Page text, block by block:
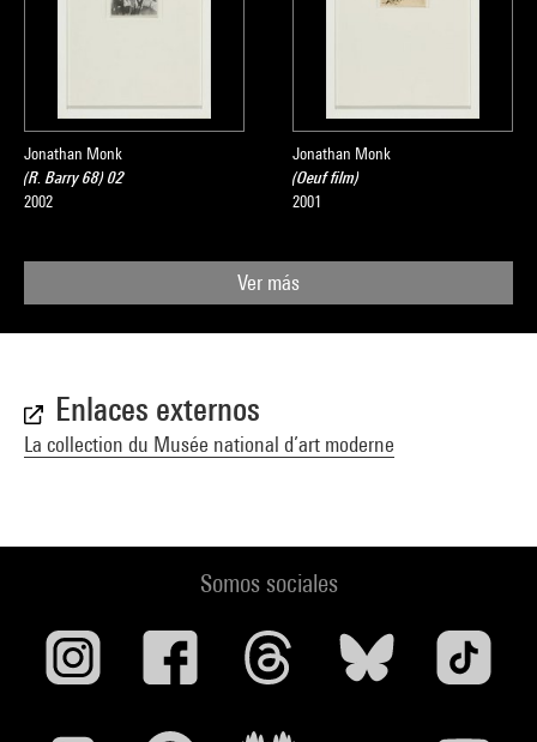
Jonathan Monk
(R. Barry 68) 02
2002
Jonathan Monk
(Oeuf film)
2001
Ver más
Enlaces externos
La collection du Musée national d’art moderne
Somos sociales